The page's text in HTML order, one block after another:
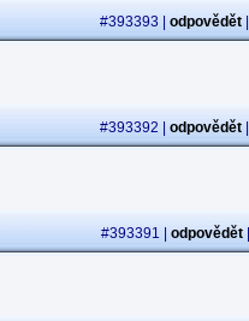
#393393 | odpovědět
#393392 | odpovědět
#393391 | odpovědět